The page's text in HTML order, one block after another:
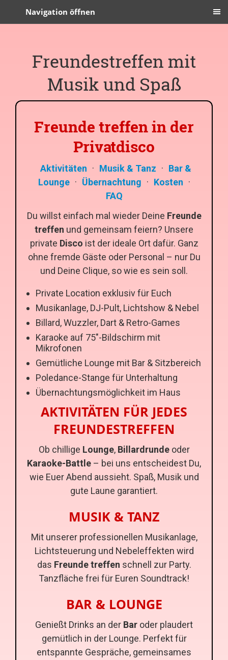
Navigation öffnen
Freundestreffen mit
Musik und Spaß
Freunde treffen in der
Privatdisco
Aktivitäten · Musik & Tanz · Bar &
Lounge · Übernachtung · Kosten ·
FAQ
Du willst einfach mal wieder Deine Freunde
treffen und gemeinsam feiern? Unsere
private Disco ist der ideale Ort dafür. Ganz
ohne fremde Gäste oder Personal – nur Du
und Deine Clique, so wie es sein soll.
Private Location exklusiv für Euch
Musikanlage, DJ-Pult, Lichtshow & Nebel
Billard, Wuzzler, Dart & Retro-Games
Karaoke auf 75"-Bildschirm mit
Mikrofonen
Gemütliche Lounge mit Bar & Sitzbereich
Poledance-Stange für Unterhaltung
Übernachtungsmöglichkeit im Haus
AKTIVITÄTEN FÜR JEDES
FREUNDESTREFFEN
Ob chillige Lounge, Billardrundeoder
Karaoke-Battle – bei uns entscheidest Du,
wie Euer Abend aussieht. Spaß, Musik und
gute Laune garantiert.
MUSIK & TANZ
Mit unserer professionellen Musikanlage,
Lichtsteuerung und Nebeleffekten wird
das Freunde treffen schnell zur Party.
Tanzfläche frei für Euren Soundtrack!
BAR & LOUNGE
Genießt Drinks an der Bar oder plaudert
gemütlich in der Lounge. Perfekt für
entspannte Gespräche, gemeinsames